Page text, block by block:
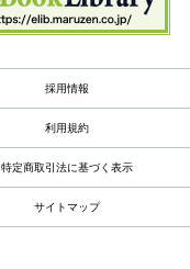
採用情報
利用規約
特定商取引法に基づく表示
サイトマップ